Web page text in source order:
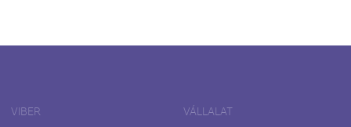
VIBER VÁLLALAT